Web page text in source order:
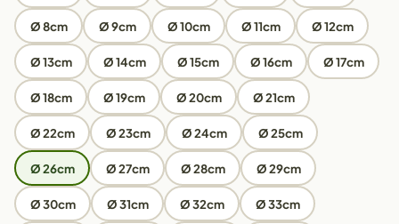
Ø 8cm Ø 9cm Ø 10cm Ø 11cm Ø 12cm
Ø 13cm Ø 14cm Ø 15cm Ø 16cm Ø 17cm
Ø 18cm Ø 19cm Ø 20cm Ø 21cm
Ø 22cm Ø 23cm Ø 24cm Ø 25cm
Ø 26cm Ø 27cm Ø 28cm Ø 29cm
Ø 30cm Ø 31cm Ø 32cm Ø 33cm